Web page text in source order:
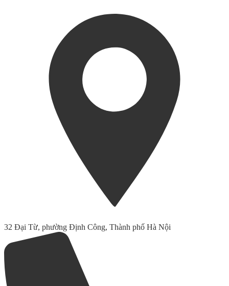
32 Đại Từ, phường Định Công, Thành phố Hà Nội